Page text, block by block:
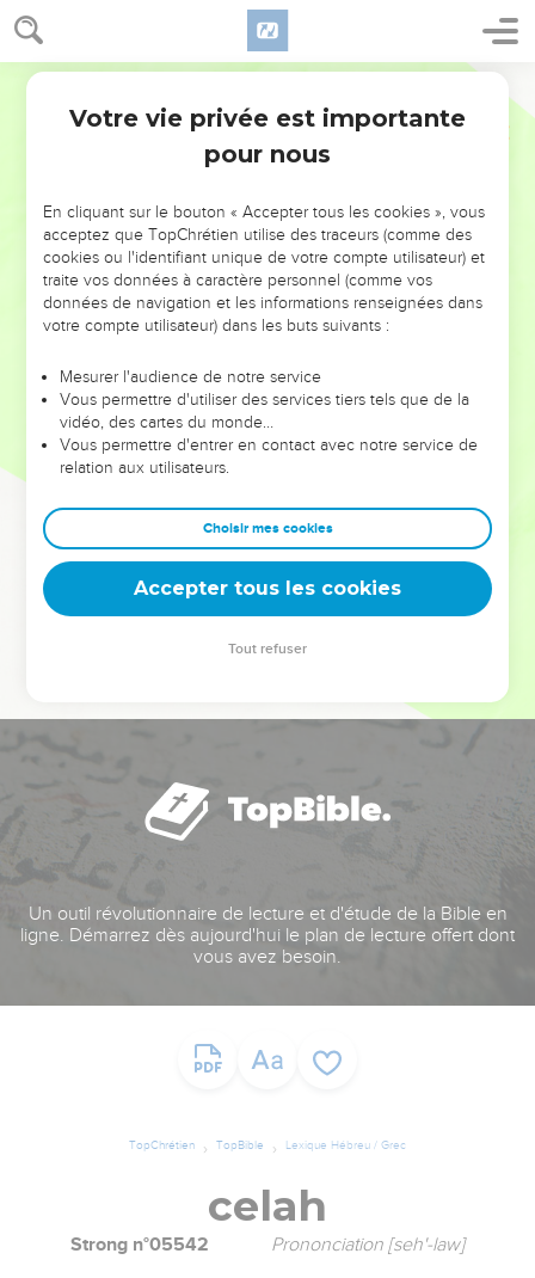
NE MANQUEZ PAS L’ÉVÉNEMENT
DE L’ANNÉE !
ET SI LEURS ERREURS POUVAIENT VOUS ÉVITER LES
VOTRES ?
leur foi ou leur vision. Mais on voit moins les doutes, les erreurs
et les saisons difficiles qu'ils ont traversés, alors même que ce
sont elles qui les ont façonnés.
Dans cette conférence, leaders, entrepreneurs, et responsables
clés pour avancer avec plus de sagesse afin que leurs erreurs
deviennent vos tremplins. Que vous guidiez un ministère, une
équipe, un groupe ou une famille, leur expérience est faite
Un outil révolutionnaire de lecture et d'étude de la Bible en
ligne. Démarrez dès aujourd'hui le plan de lecture offert dont
vous avez besoin.
TopChrétien TopBible Lexique Hébreu / Grec
celah
Strong n°05542 Prononciation [seh'-law]
Votre vie privée est importante
pour nous
En cliquant sur le bouton « Accepter tous les cookies », vous
acceptez que TopChrétien utilise des traceurs (comme des
cookies ou l'identifiant unique de votre compte utilisateur) et
traite vos données à caractère personnel (comme vos
données de navigation et les informations renseignées dans
votre compte utilisateur) dans les buts suivants :
Mesurer l'audience de notre service
Vous permettre d'utiliser des services tiers tels que de la
vidéo, des cartes du monde…
Vous permettre d'entrer en contact avec notre service de
relation aux utilisateurs.
Choisir mes cookies
Accepter tous les cookies
Tout refuser